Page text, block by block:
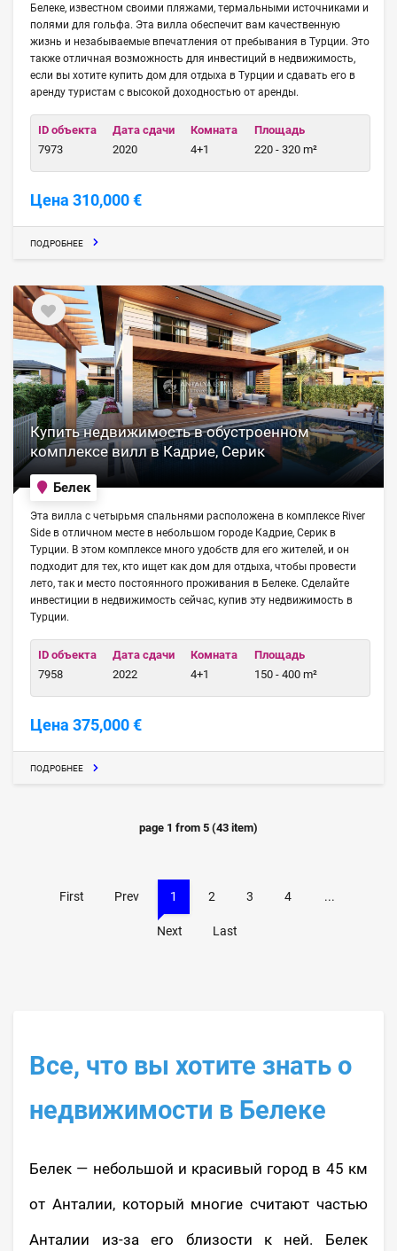
Белеке, известном своими пляжами, термальными источниками и
полями для гольфа. Эта вилла обеспечит вам качественную
жизнь и незабываемые впечатления от пребывания в Турции. Это
также отличная возможность для инвестиций в недвижимость,
если вы хотите купить дом для отдыха в Турции и сдавать его в
аренду туристам с высокой доходностью от аренды.
ID объекта
7973
Дата сдачи
2020
Комната
4+1
Площадь
220 - 320 m²
Цена 310,000 €
ПОДРОБНЕЕ
Купить недвижимость в обустроенном
комплексе вилл в Кадрие, Серик
Белек
Эта вилла с четырьмя спальнями расположена в комплексе River
Side в отличном месте в небольшом городе Кадрие, Серик в
Турции. В этом комплексе много удобств для его жителей, и он
подходит для тех, кто ищет как дом для отдыха, чтобы провести
лето, так и место постоянного проживания в Белеке. Сделайте
инвестиции в недвижимость сейчас, купив эту недвижимость в
Турции.
ID объекта
7958
Дата сдачи
2022
Комната
4+1
Площадь
150 - 400 m²
Цена 375,000 €
ПОДРОБНЕЕ
page 1 from 5 (43 item)
First Prev 1 2 3 4 ...
Next Last
Все, что вы хотите знать о
недвижимости в Белеке
Белек — небольшой и красивый город в 45 км
от Анталии, который многие считают частью
Анталии из-за его близости к ней. Белек